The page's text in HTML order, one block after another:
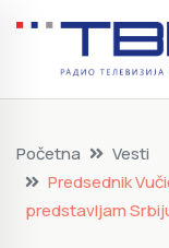
Početna
Vesti
Predsednik
predstavljam